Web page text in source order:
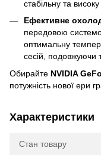
стабільну та
Ефективне
передовою
оптимальну
сесій, подовжуючи
Обирайте NVIDIA
потужність нової ери
Характеристики
Стан товару